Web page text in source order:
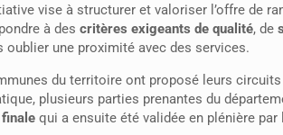
vise à structurer et valoriser l’offre de
à des critères exigeants de qualité, de
oublier une proximité avec des services.
du territoire ont proposé leurs
plusieurs parties prenantes du
qui a ensuite été validée en plénière par